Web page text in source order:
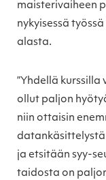
maisterivaiheen
nykyisessä
alasta.
”Yhdellä
ollut paljon
niin ottaisin
ja etsitään syy-
taidosta on